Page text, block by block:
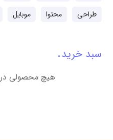
طراحی
محتوا موبایل
سبد خرید
هیچ محصولی